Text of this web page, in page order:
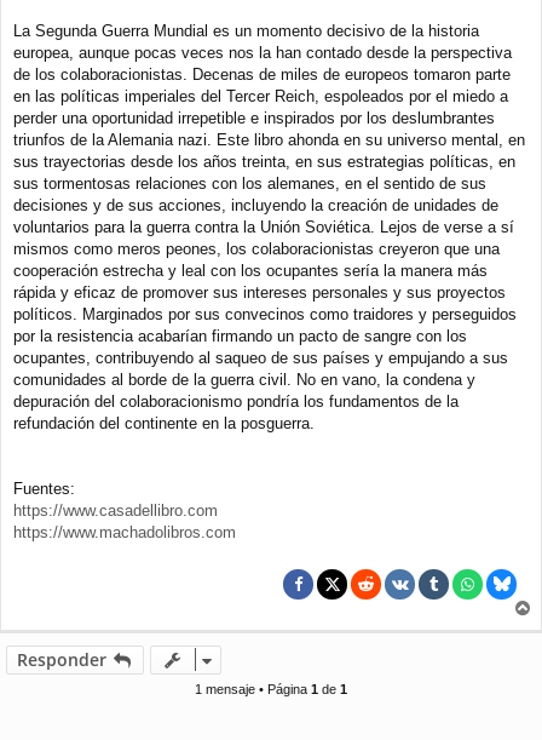
La Segunda Guerra Mundial es un momento decisivo de la historia
europea, aunque pocas veces nos la han contado desde la perspectiva
de los colaboracionistas. Decenas de miles de europeos tomaron parte
en las políticas imperiales del Tercer Reich, espoleados por el miedo a
perder una oportunidad irrepetible e inspirados por los deslumbrantes
triunfos de la Alemania nazi. Este libro ahonda en su universo mental, en
sus trayectorias desde los años treinta, en sus estrategias políticas, en
sus tormentosas relaciones con los alemanes, en el sentido de sus
decisiones y de sus acciones, incluyendo la creación de unidades de
voluntarios para la guerra contra la Unión Soviética. Lejos de verse a sí
mismos como meros peones, los colaboracionistas creyeron que una
cooperación estrecha y leal con los ocupantes sería la manera más
rápida y eficaz de promover sus intereses personales y sus proyectos
políticos. Marginados por sus convecinos como traidores y perseguidos
por la resistencia acabarían firmando un pacto de sangre con los
ocupantes, contribuyendo al saqueo de sus países y empujando a sus
comunidades al borde de la guerra civil. No en vano, la condena y
depuración del colaboracionismo pondría los fundamentos de la
refundación del continente en la posguerra.
Fuentes:
https://www.casadellibro.com
https://www.machadolibros.com
r
Responder
1 mensaje • Página 1 de 1